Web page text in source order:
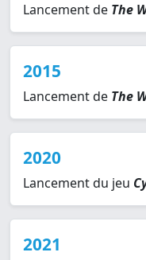
Lancement de The
2015
Lancement de The
2020
Lancement du jeu
2021